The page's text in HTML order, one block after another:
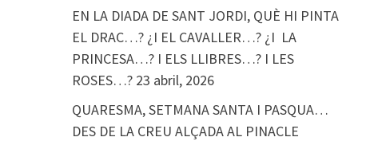
EN LA DIADA DE SANT JORDI, QUÈ HI PINTA
EL DRAC…? ¿I EL CAVALLER…? ¿I LA
PRINCESA…? I ELS LLIBRES…? I LES
ROSES…? 23 abril, 2026
QUARESMA, SETMANA SANTA I PASQUA…
DES DE LA CREU ALÇADA AL PINACLE